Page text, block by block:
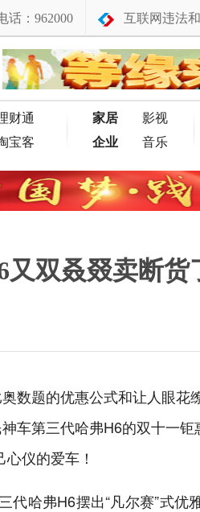
话：962000 互联网违法
财通
宝客
家居
影视
企业
音乐
双叒叕卖断货
数题的优惠公式和让人眼花
车第三代哈弗H6的双十一
仪的爱车！
哈弗H6摆出“凡尔赛”式优